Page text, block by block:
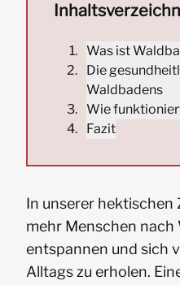
Was ist
Die
Waldbadens
Wie
Fazit
In unserer hektischen
mehr Menschen nach
entspannen und sich
Alltags zu erholen.